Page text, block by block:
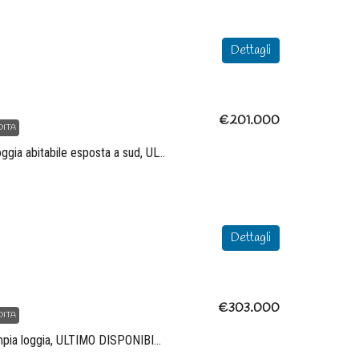
Dettagli
Splendido bilocale con loggia abitabile esposta a sud, ULTIMO DISPONIBILE
€201.000
Dettagli
Elegante trilocale con ampia loggia, ULTIMO DISPONIBILE, inserito in un moderno complesso residenziale di nuova costruzione, progettato per offrire comfort abitativo, efficienza energetica e qualità architettonica
€303.000
€303.000
progettato per offrire comfort
efficienza energetica e qualità
APPARTAMENTO